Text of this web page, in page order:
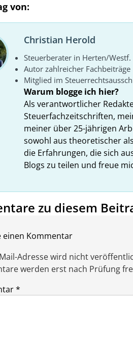
von:
Christian Herold
Steuerberater in Herten/
Autor zahlreicher Fachbeiträge
Mitglied im
Warum blogge ich hier?
Als verantwortlicher
Steuerfachzeitschriften,
meiner über 25-jährigen
sowohl aus theoretischer
die Erfahrungen, die sich
Blogs zu teilen und freue
zu diesem
einen Kommentar
Adresse wird nicht
werden erst nach Prüfung
*